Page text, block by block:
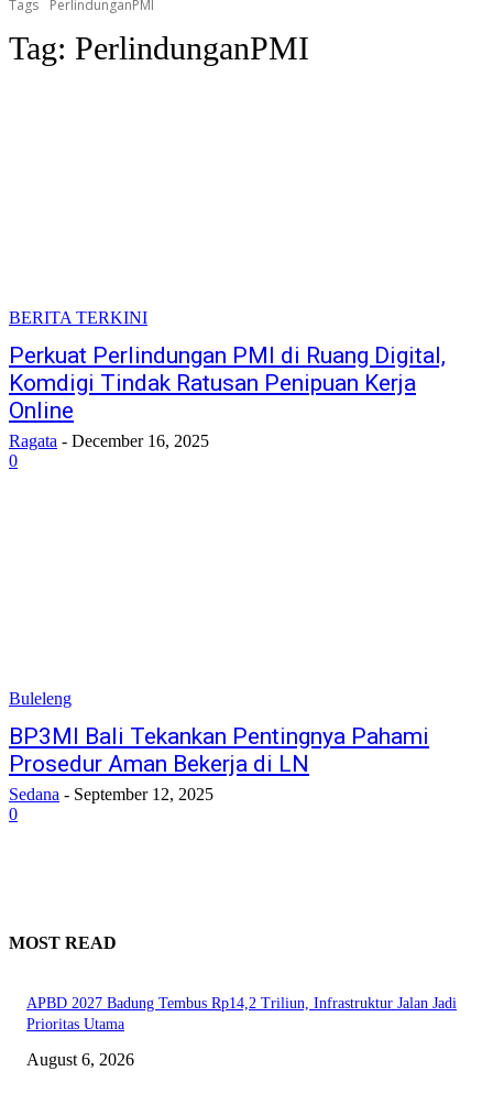
Tags PerlindunganPMI
Tag: PerlindunganPMI
BERITA TERKINI
Perkuat Perlindungan PMI di Ruang Digital,
Komdigi Tindak Ratusan Penipuan Kerja
Online
Ragata - December 16, 2025
0
Buleleng
BP3MI Bali Tekankan Pentingnya Pahami
Prosedur Aman Bekerja di LN
Sedana - September 12, 2025
0
MOST READ
APBD 2027 Badung Tembus Rp14,2 Triliun, Infrastruktur Jalan Jadi
Prioritas Utama
August 6, 2026